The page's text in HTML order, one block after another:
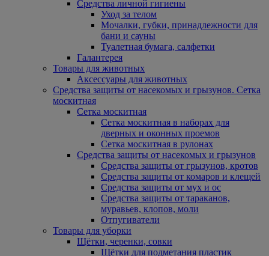
Средства личной гигиены
Уход за телом
Мочалки, губки, принадлежности для
бани и сауны
Туалетная бумага, салфетки
Галантерея
Товары для животных
Аксессуары для животных
Средства защиты от насекомых и грызунов. Сетка
москитная
Сетка москитная
Сетка москитная в наборах для
дверных и оконных проемов
Сетка москитная в рулонах
Средства защиты от насекомых и грызунов
Средства защиты от грызунов, кротов
Средства защиты от комаров и клещей
Средства защиты от мух и ос
Средства защиты от тараканов,
муравьев, клопов, моли
Отпугиватели
Товары для уборки
Щётки, черенки, совки
Щётки для подметания пластик